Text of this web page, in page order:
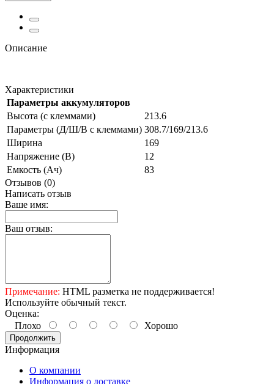
Описание
Характеристики
Параметры аккумуляторов
Высота (с клеммами)
213.6
Параметры (Д/Ш/В с клеммами) 308.7/169/213.6
Ширина
169
Напряжение (В)
12
Емкость (Ач)
83
Отзывов (0)
Написать отзыв
Ваше имя:
Ваш отзыв:
Примечание: HTML разметка не поддерживается!
Используйте обычный текст.
Оценка:
Плохо
Хорошо
Продолжить
Информация
О компании
Информация о доставке